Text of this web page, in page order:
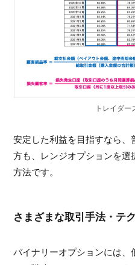
トレイダー
安定した利益を目指すなら、
方も、レンジオプションを
方法です。
さまざまな取引手法・テ
バイナリーオプションには、